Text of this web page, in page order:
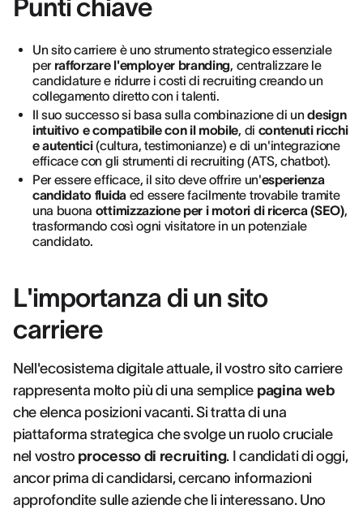
Punti chiave
Un sito carriere è uno strumento strategico essenziale
per rafforzare l'employer branding, centralizzare le
candidature e ridurre i costi di recruiting creando un
collegamento diretto con i talenti.
Il suo successo si basa sulla combinazione di undesign
intuitivo e compatibile con il mobile, di contenuti ricchi
e autentici(cultura, testimonianze) e di un'integrazione
efficace con gli strumenti di recruiting (ATS, chatbot).
Per essere efficace, il sito deve offrire un'esperienza
candidato fluidaed essere facilmente trovabile tramite
una buona ottimizzazione per i motori di ricerca (SEO),
trasformando così ogni visitatore in un potenziale
candidato.
L'importanza di un sito
carriere
Nell'ecosistema digitale attuale, il vostro sito carriere
rappresenta molto più di una semplice pagina web
che elenca posizioni vacanti. Si tratta di una
piattaforma strategica che svolge un ruolo cruciale
nel vostro processo di recruiting. I candidati di oggi,
ancor prima di candidarsi, cercano informazioni
approfondite sulle aziende che li interessano. Uno